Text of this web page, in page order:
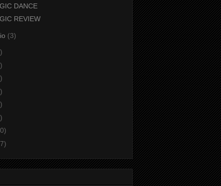
DANCE
REVIEW
(3)